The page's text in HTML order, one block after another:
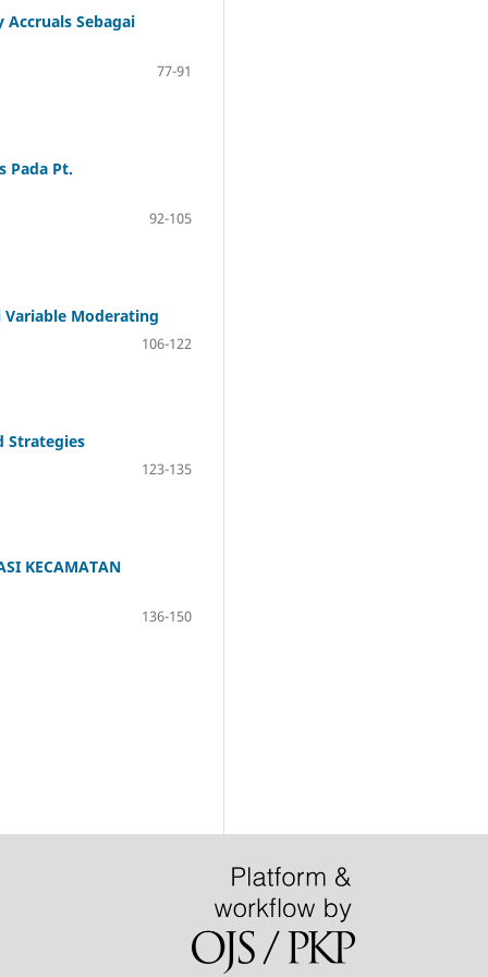
Sebagai
77-91
Pada Pt.
92-105
Variable Moderating
106-122
Strategies
123-135
KECAMATAN
136-150